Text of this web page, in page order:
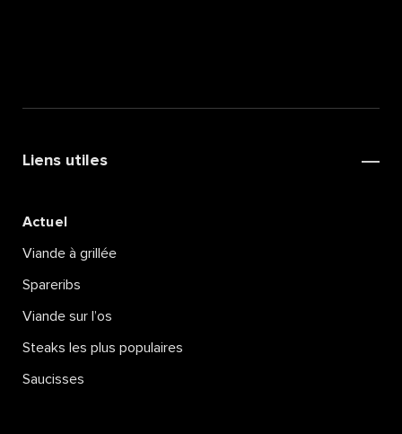
Liens utiles
Actuel
Viande à grillée
Spareribs
Viande sur l’os
Steaks les plus populaires
Saucisses